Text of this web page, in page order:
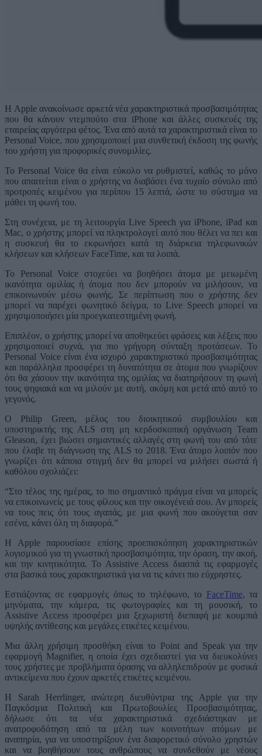
Η Apple ανακοίνωσε αρκετά νέα χαρακτηριστικά προσβασιμότητας
που θα κάνουν ντεμπούτο στα iPhone και άλλες συσκευές της
εταιρείας αργότερα φέτος. Ένα από αυτά τα χαρακτηριστικά είναι το
Personal Voice, που χρησιμοποιεί μια συνθετική έκδοση της φωνής
του χρήστη για προφορικές συνομιλίες.
Το Personal Voice θα είναι εύκολο να ρυθμιστεί, καθώς το μόνο
που απαιτείται είναι ο χρήστης να διαβάσει ένα τυχαίο σύνολο από
προτροπές κειμένου για περίπου 15 λεπτά, ώστε το σύστημα να
μάθει τη φωνή του.
Στη συνέχεια, με τη λειτουργία Live Speech για iPhone, iPad και
Mac, ο χρήστης μπορεί να πληκτρολογεί αυτό που θέλει να πει και
η συσκευή θα το εκφωνήσει κατά τη διάρκεια τηλεφωνικών
κλήσεων και κλήσεων FaceTime, και τα λοιπά.
Το Personal Voice στοχεύει να βοηθήσει άτομα με μειωμένη
ικανότητα ομιλίας ή άτομα που δεν μπορούν να μιλήσουν, να
επικοινωνούν μέσω φωνής. Σε περίπτωση που ο χρήστης δεν
μπορεί να παρέχει φωνητικό δείγμα, το Live Speech μπορεί να
χρησιμοποιήσει μία προεγκατεστημένη φωνή.
Επιπλέον, ο χρήστης μπορεί να αποθηκεύει φράσεις και λέξεις που
χρησιμοποιεί συχνά, για πιο γρήγορη σύνταξη προτάσεων. Το
Personal Voice είναι ένα ισχυρό χαρακτηριστικό προσβασιμότητας
και παράλληλα προσφέρει τη δυνατότητα σε άτομα που γνωρίζουν
ότι θα χάσουν την ικανότητα της ομιλίας να διατηρήσουν τη φωνή
τους ψηφιακά και να μιλούν με αυτή, ακόμη και μετά από αυτό το
γεγονός.
Ο Philip Green, μέλος του διοικητικού συμβουλίου και
υποστηρικτής της ALS στη μη κερδοσκοπική οργάνωση Team
Gleason, έχει βιώσει σημαντικές αλλαγές στη φωνή του από τότε
που έλαβε τη διάγνωση της ALS το 2018. Ένα άτομο λοιπόν που
γνωρίζει ότι κάποια στιγμή δεν θα μπορεί να μιλήσει σωστά ή
καθόλου σχολιάζει:
“Στο τέλος της ημέρας, το πιο σημαντικό πράγμα είναι να μπορείς
να επικοινωνείς με τους φίλους και την οικογένειά σου. Αν μπορείς
να τους πεις ότι τους αγαπάς, με μια φωνή που ακούγεται σαν
εσένα, κάνει όλη τη διαφορά.”
Η Apple παρουσίασε επίσης προεπισκόπηση χαρακτηριστικών
λογισμικού για τη γνωστική προσβασιμότητα, την όραση, την ακοή,
και την κινητικότητα. Το Assistive Access διασπά τις εφαρμογές
στα βασικά τους χαρακτηριστικά για να τις κάνει πιο εύχρηστες.
Εστιάζοντας σε εφαρμογές όπως το τηλέφωνο, το FaceTime, τα
μηνύματα, την κάμερα, τις φωτογραφίες και τη μουσική, το
Assistive Access προσφέρει μια ξεχωριστή διεπαφή με κουμπιά
υψηλής αντίθεσης και μεγάλες ετικέτες κειμένου.
Μια άλλη χρήσιμη προσθήκη είναι το Point and Speak για την
εφαρμογή Magnifier, η οποία έχει σχεδιαστεί για να διευκολύνει
τους χρήστες με προβλήματα όρασης να αλληλεπιδρούν με φυσικά
αντικείμενα που έχουν αρκετές ετικέτες κειμένου.
Η Sarah Herrlinger, ανώτερη διευθύντρια της Apple για την
Παγκόσμια Πολιτική και Πρωτοβουλίες Προσβασιμότητας,
δήλωσε ότι τα νέα χαρακτηριστικά σχεδιάστηκαν με
ανατροφοδότηση από τα μέλη των κοινοτήτων ατόμων με
αναπηρία, για να υποστηρίξουν ένα διαφορετικό σύνολο χρηστών
και να βοηθήσουν τους ανθρώπους να συνδεθούν με νέους